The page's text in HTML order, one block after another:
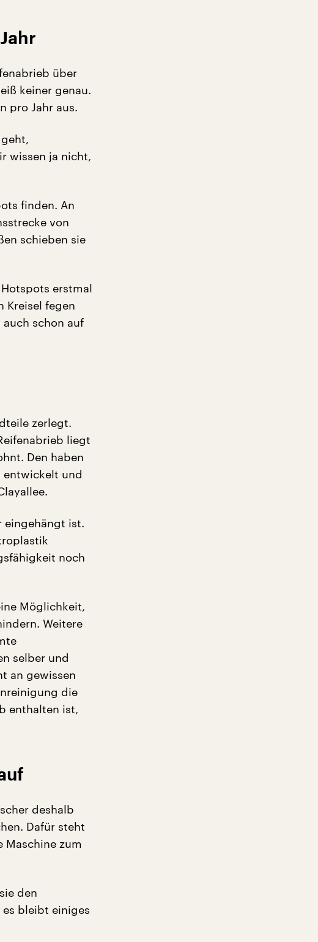
über
keiner genau.
pro Jahr aus.
wissen ja nicht,
finden. An
von
schieben sie
erstmal
Kreisel fegen
schon auf
zerlegt.
liegt
Den haben
entwickelt und
eingehängt ist.
noch
Möglichkeit,
Weitere
selber und
an gewissen
die
enthalten ist,
deshalb
Dafür steht
Maschine zum
den
bleibt einiges